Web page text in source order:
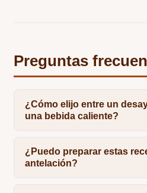
Preguntas
¿Cómo elijo entre un
una bebida caliente?
¿Puedo preparar estas
antelación?